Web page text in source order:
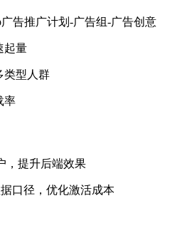
告推广计划-广告组-广告创意
起量
类型人群
率
，提升后端效果
口径，优化激活成本